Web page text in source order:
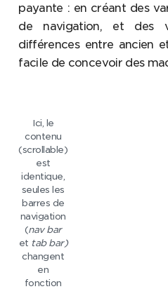
payante : en créant des
de navigation, et des
différences entre ancien
facile de concevoir des
Ici, le
contenu
(scrollable)
est
identique,
seules les
barres de
navigation
(nav bar
et tab bar)
changent
en
fonction